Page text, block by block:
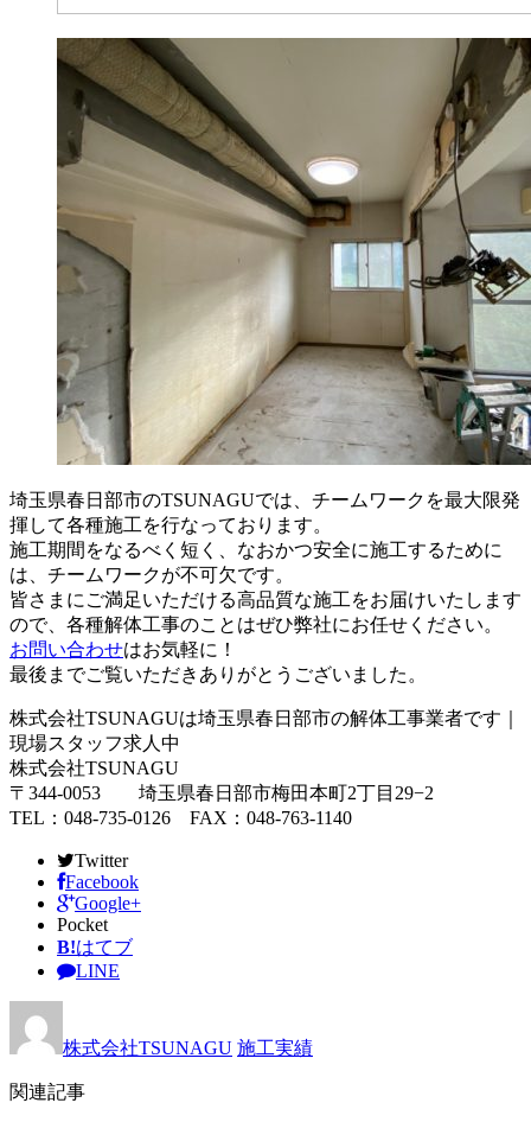
埼玉県春日部市のTSUNAGUでは、チームワークを最大限発
揮して各種施工を行なっております。
施工期間をなるべく短く、なおかつ安全に施工するために
は、チームワークが不可欠です。
皆さまにご満足いただける高品質な施工をお届けいたします
ので、各種解体工事のことはぜひ弊社にお任せください。
お問い合わせはお気軽に！
最後までご覧いただきありがとうございました。
株式会社TSUNAGUは埼玉県春日部市の解体工事業者です｜
現場スタッフ求人中
株式会社TSUNAGU
〒344-0053 埼玉県春日部市梅田本町2丁目29−2
TEL：048-735-0126 FAX：048-763-1140
Twitter
Facebook
Google+
Pocket
B!はてブ
LINE
株式会社TSUNAGU 施工実績
関連記事